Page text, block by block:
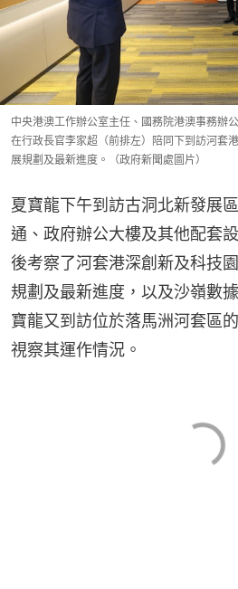
中央港澳工作辦公室主任、國務院港澳事務辦
在行政長官李家超（前排左）陪同下到訪河套
展規劃及最新進度。（政府新聞處圖片）
夏寶龍下午到訪古洞北新發展
通、政府辦公大樓及其他配套
後考察了河套港深創新及科技
規劃及最新進度，以及沙嶺數
寶龍又到訪位於落馬洲河套區
視察其運作情況。